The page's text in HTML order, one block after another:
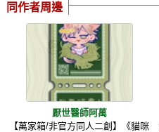
同作者周邊
厭世醫師阿萬
【萬家箱/非官方同人二創】《貓咪